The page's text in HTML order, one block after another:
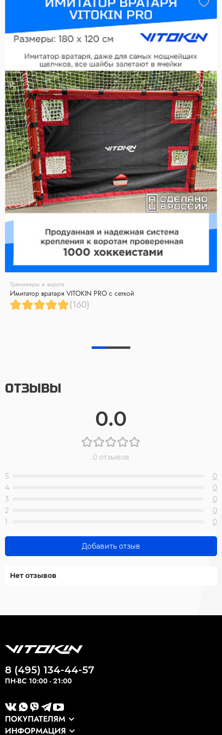
Тренажеры и ворота
Имитатор вратаря VITOKIN PRO с сеткой
(160)
ОТЗЫВЫ
0.0
0 отзывов
5
0
4
0
3
0
2
0
1
0
Добавить отзыв
Нет отзывов
ПОКУПАТЕЛЯМ
ИНФОРМАЦИЯ
8 (495) 134-44-57
ПН-ВС 10:00 - 21:00